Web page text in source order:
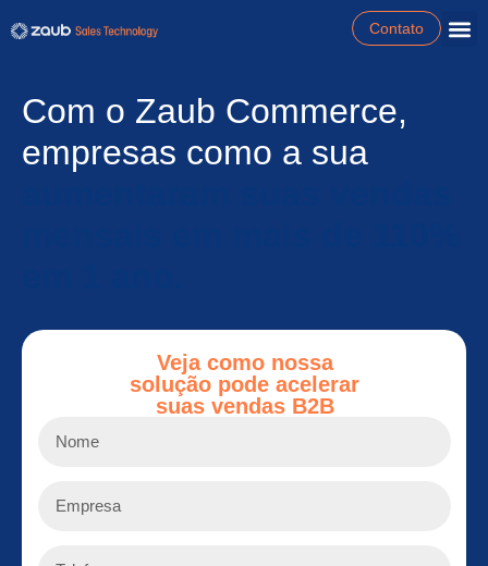
Contato
Com o Zaub Commerce,
empresas como a sua
Veja como nossa
solução pode acelerar
suas vendas B2B